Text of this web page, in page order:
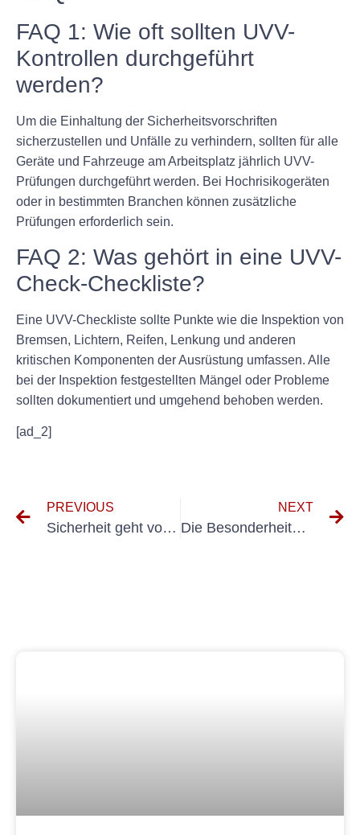
FAQ 1: Wie oft sollten UVV-
Kontrollen durchgeführt
werden?
Um die Einhaltung der Sicherheitsvorschriften
sicherzustellen und Unfälle zu verhindern, sollten für alle
Geräte und Fahrzeuge am Arbeitsplatz jährlich UVV-
Prüfungen durchgeführt werden. Bei Hochrisikogeräten
oder in bestimmten Branchen können zusätzliche
Prüfungen erforderlich sein.
FAQ 2: Was gehört in eine UVV-
Check-Checkliste?
Eine UVV-Checkliste sollte Punkte wie die Inspektion von
Bremsen, Lichtern, Reifen, Lenkung und anderen
kritischen Komponenten der Ausrüstung umfassen. Alle
bei der Inspektion festgestellten Mängel oder Probleme
sollten dokumentiert und umgehend behoben werden.
[ad_2]
PREVIOUS
Sicherheit geht vor: Die Rolle von UVV-Anschlagmitteln bei der Unfallverhütung am Arbeitsplatz
NEXT
Die Besonderheiten der Wiederholungsprüfung nach DIN VDE 0105 für elektrische Anlagen